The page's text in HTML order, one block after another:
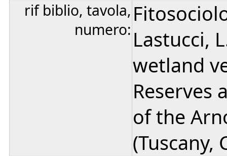
rif biblio, tavola,
numero: Lastucci,
wetland
Reserves
of the
(Tuscany,